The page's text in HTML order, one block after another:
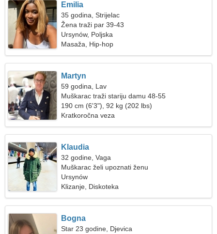
Emilia
35 godina, Strijelac
Žena traži par 39-43
Ursynów, Poljska
Masaža, Hip-hop
Martyn
59 godina, Lav
Muškarac traži stariju damu 48-55
190 cm (6'3"), 92 kg (202 lbs)
Kratkoročna veza
Klaudia
32 godine, Vaga
Muškarac želi upoznati ženu
Ursynów
Klizanje, Diskoteka
Bogna
Star 23 godine, Djevica